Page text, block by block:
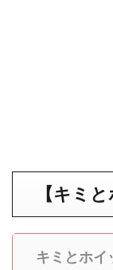
【キミ
キミとホイ